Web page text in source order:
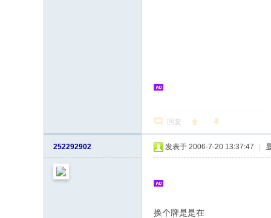
回复
252292902 发表于 2006-7-20 13:37:47
换个牌是是在